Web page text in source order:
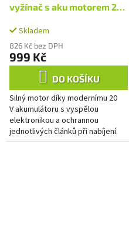
vyžínač s aku motorem 20
Skladem
826 Kč bez DPH
999 Kč
DO KOŠÍKU
Silný motor díky modernímu 20
V akumulátoru s vyspělou
elektronikou a ochrannou
jednotlivých článků při nabíjení.
Skvělý poměr ceny a výkonu.